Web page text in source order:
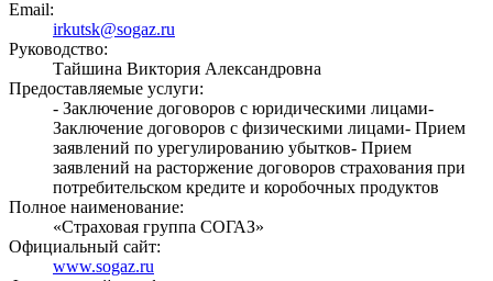
Email:
irkutsk@sogaz.ru
Руководство:
Тайшина Виктория Александровна
Предоставляемые услуги:
- Заключение договоров с юридическими лицами-
Заключение договоров с физическими лицами- Прием
заявлений по урегулированию убытков- Прием
заявлений на расторжение договоров страхования при
потребительском кредите и коробочных продуктов
Полное наименование:
«Страховая группа СОГАЗ»
Официальный сайт:
www.sogaz.ru